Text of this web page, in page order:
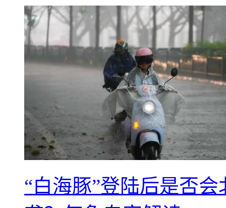
“白海豚”登陆后是否